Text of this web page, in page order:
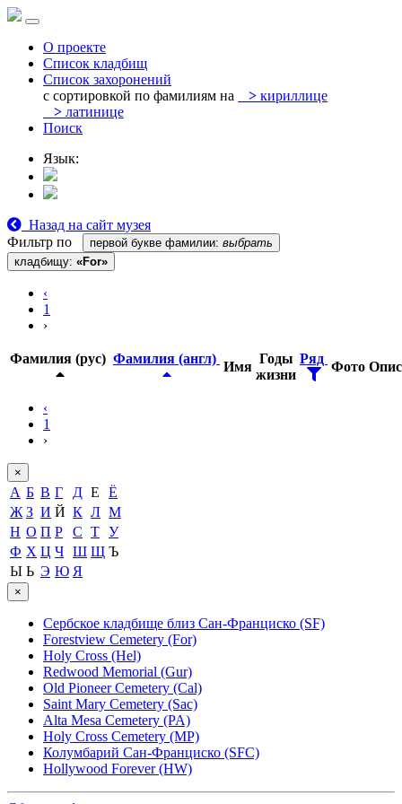
О проекте
Список кладбищ
Список захоронений
с сортировкой по фамилиям на
> кириллице
> латинице
Поиск
Язык:
Назад на сайт музея
Фильтр по
первой букве фамилии: выбрать
кладбищу: «For»
‹
1
›
Фамилия (рус) Фамилия (англ)
Имя
Годы
жизни
Ряд
Фото
‹
1
›
×
А Б В Г Д Е
Ё
Ж З И Й К Л М
Н О П Р С Т У
Ф Х Ц Ч Ш Щ Ъ
Ы Ь Э Ю Я
×
Сербское кладбище близ Сан-Франциско (SF)
Forestview Cemetery (For)
Holy Cross (Hel)
Redwood Memorial (Gur)
Old Pioneer Cemetery (Cal)
Saint Mary Cemetery (Sac)
Alta Mesa Cemetery (PA)
Holy Cross Cemetery (MP)
Колумбарий Сан-Франциско (SFC)
Hollywood Forever (HW)